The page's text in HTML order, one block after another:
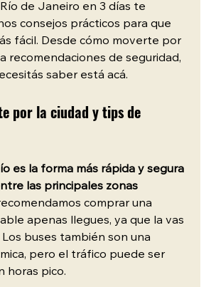
de Janeiro en 3 días te
consejos prácticos para que
fácil. Desde cómo moverte por
recomendaciones de seguridad,
saber está acá.
por la ciudad y tips de
es la forma más rápida y segura
las principales zonas
comprar una
apenas llegues, ya que la vas
Los buses también son una
pero el tráfico puede ser
horas pico.